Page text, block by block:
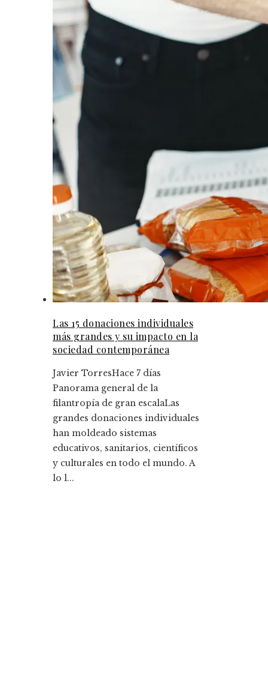
Las 15 donaciones individuales
más grandes y su impacto en la
sociedad contemporánea
Javier TorresHace 7 días
Panorama general de la
filantropía de gran escalaLas
grandes donaciones individuales
han moldeado sistemas
educativos, sanitarios, científicos
y culturales en todo el mundo. A
lo l...